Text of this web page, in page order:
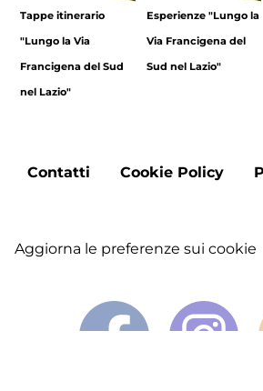
Tappe itinerario
"Lungo la Via
Francigena del Sud
nel Lazio"
Esperienze "Lungo la
Via Francigena del
Sud nel Lazio"
Footer
Contatti Cookie Policy
Aggiorna le preferenze sui cookie